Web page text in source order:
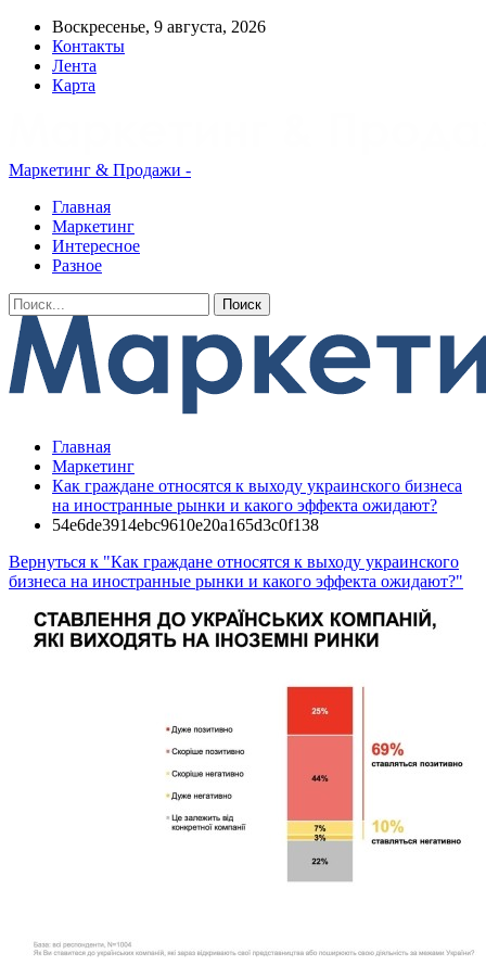
Воскресенье, 9 августа, 2026
Контакты
Лента
Карта
Маркетинг & Продажи -
Главная
Маркетинг
Интересное
Разное
Главная
Маркетинг
Как граждане относятся к выходу украинского бизнеса
на иностранные рынки и какого эффекта ожидают?
54e6de3914ebc9610e20a165d3c0f138
Вернуться к "Как граждане относятся к выходу украинского
бизнеса на иностранные рынки и какого эффекта ожидают?"